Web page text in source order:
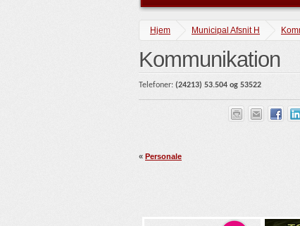
Hjem Municipal Afsnit H
Kommunikation
Telefoner: (24213) 53.504 og 53522
« Personale